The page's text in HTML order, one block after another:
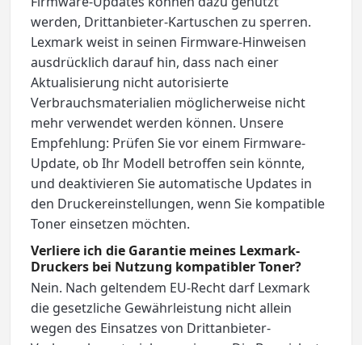
werden, Drittanbieter-Kartuschen zu sperren.
Lexmark weist in seinen Firmware-Hinweisen
ausdrücklich darauf hin, dass nach einer
Aktualisierung nicht autorisierte
Verbrauchsmaterialien möglicherweise nicht
mehr verwendet werden können. Unsere
Empfehlung: Prüfen Sie vor einem Firmware-
Update, ob Ihr Modell betroffen sein könnte,
und deaktivieren Sie automatische Updates in
den Druckereinstellungen, wenn Sie kompatible
Toner einsetzen möchten.
Verliere ich die Garantie meines Lexmark-
Druckers bei Nutzung kompatibler Toner?
Nein. Nach geltendem EU-Recht darf Lexmark
die gesetzliche Gewährleistung nicht allein
wegen des Einsatzes von Drittanbieter-